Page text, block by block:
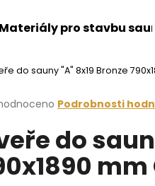
Materiály pro stavbu
do sauny "A" 8x19 Bronze
Podrobnosti
do
HLEDAT